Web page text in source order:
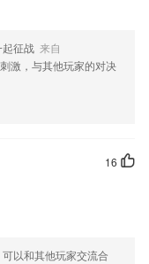
悠助您快乐出行。
制高点
款软件，您可以到应用
我们更好的对产品进行优
起征战 来自
激，与其他玩家的对决
16
以和其他玩家交流合